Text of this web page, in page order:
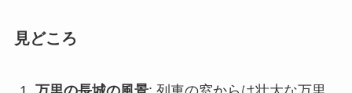
の人々を魅了してきました。長城号文化旅游列車